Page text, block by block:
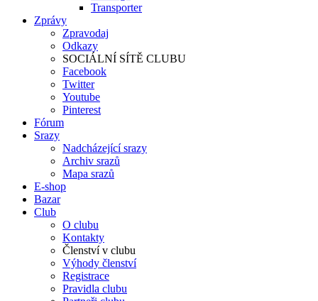
Transporter
Zprávy
Zpravodaj
Odkazy
SOCIÁLNÍ SÍTĚ CLUBU
Facebook
Twitter
Youtube
Pinterest
Fórum
Srazy
Nadcházející srazy
Archiv srazů
Mapa srazů
E-shop
Bazar
Club
O clubu
Kontakty
Členství v clubu
Výhody členství
Registrace
Pravidla clubu